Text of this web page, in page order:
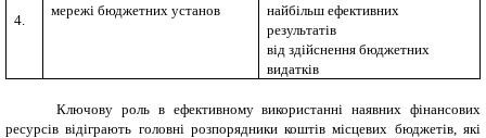
4.
мережі бюджетних установ
найбільш ефективних
результатів
від здійснення бюджетних
видатків
Ключову роль в ефективному використанні наявних фінансових
ресурсів відіграють головні розпорядники коштів місцевих бюджетів, які